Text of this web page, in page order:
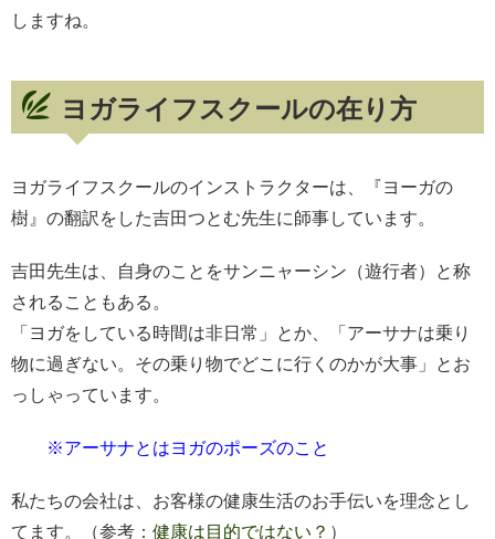
しますね。
ヨガライフスクールの在り方
ヨガライフスクールのインストラクターは、『ヨーガの
樹』の翻訳をした吉田つとむ先生に師事しています。
吉田先生は、自身のことをサンニャーシン（遊行者）と称
されることもある。
「ヨガをしている時間は非日常」とか、「アーサナは乗り
物に過ぎない。その乗り物でどこに行くのかが大事」とお
っしゃっています。
※アーサナとはヨガのポーズのこと
私たちの会社は、お客様の健康生活のお手伝いを理念とし
てます。（参考： 健康は目的ではない？ ）